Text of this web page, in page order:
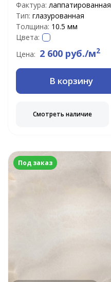
Фактура: лаппатированная
Тип: глазурованная
Толщина: 10.5 мм
Цвета:
Цена: 2 600 руб./м2
В корзину
Смотреть наличие
Под заказ